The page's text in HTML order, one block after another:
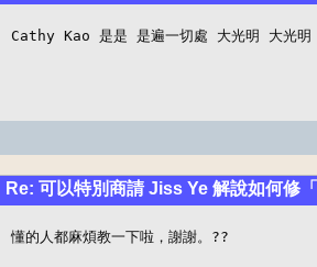
Cathy Kao 是是 是遍一切處 大光明 大光明
Re: 可以特別商請 Jiss Ye 解說如何修
懂的人都麻煩教一下啦，謝謝。??